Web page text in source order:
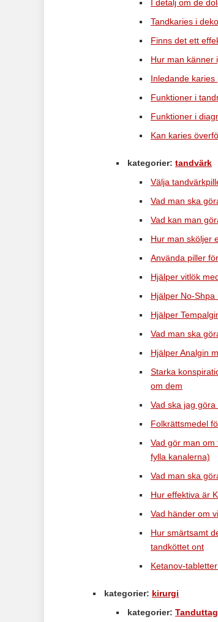
I detalj om de
Tandkaries i
Finns det ett
Hur man känner
Inledande
Funktioner i
Funktioner i
Kan karies
kategorier: tandvärk
Välja
Vad man ska
Vad kan man
Hur man sköljer
Använda piller
Hjälper vitlök
Hjälper No-
Hjälper
Vad man ska
Hjälper Analgin
Starka
om dem
Vad ska jag göra
Folkrättsmedel
Vad gör man
fylla kanalerna)
Vad man ska
Hur effektiva är
Vad händer om
Hur smärtsamt
tandköttet ont
Ketanov-
kategorier: kirurgi
kategorier: Tanduttag